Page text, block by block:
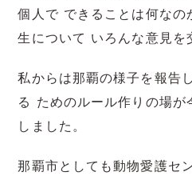
個人で できることは何なの
生について いろんな意見を
私からは那覇の様子を報告
る ためのルール作りの場が
しました。
那覇市としても動物愛護セ